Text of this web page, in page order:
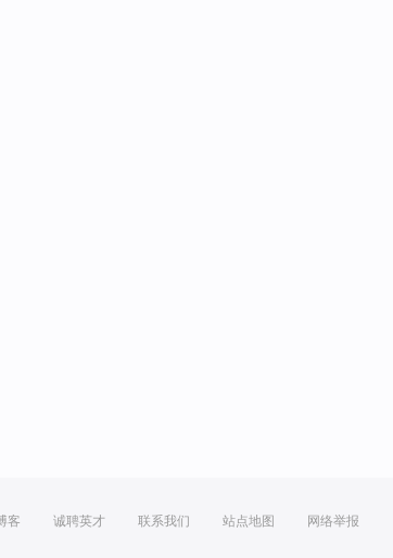
客 诚聘英才 联系我们 站点地图 网络举报